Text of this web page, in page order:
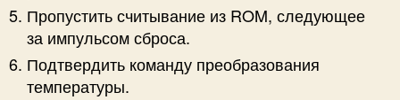
Пропустить считывание из ROM, следующее
за импульсом сброса.
Подтвердить команду преобразования
температуры.